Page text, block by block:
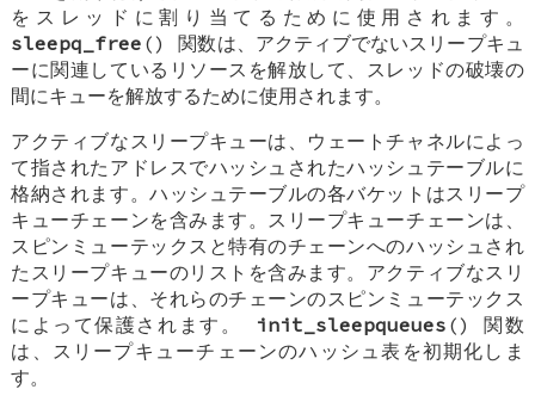
をスレッドに割り当てるために使用されます。
sleepq_free () 関数は、アクティブでないスリープキュ
ーに関連しているリソースを解放して、スレッドの破壊の
間にキューを解放するために使用されます。
アクティブなスリープキューは、ウェートチャネルによっ
て指されたアドレスでハッシュされたハッシュテーブルに
格納されます。ハッシュテーブルの各バケットはスリープ
キューチェーンを含みます。スリープキューチェーンは、
スピンミューテックスと特有のチェーンへのハッシュされ
たスリープキューのリストを含みます。アクティブなスリ
ープキューは、それらのチェーンのスピンミューテックス
によって保護されます。
init_sleepqueues () 関数
は、スリープキューチェーンのハッシュ表を初期化しま
す。